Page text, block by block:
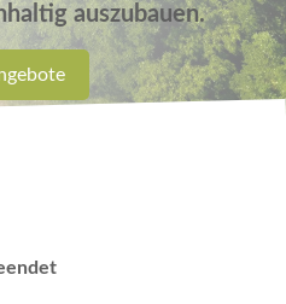
auszubauen.